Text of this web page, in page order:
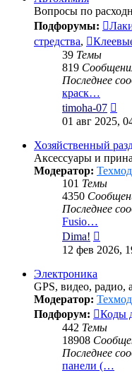
Вопросы по
Подфорумы:
стредства,
39 Темы
819
Последнее
краск…
timoha-07
01 авг 2025,
Хозяйственный
Аксессуары и
Модератор:
101 Темы
4350
Последнее
Fusio…
Dima!
к
12 фев 2026,
Электроника
GPS, видео, радио,
Модератор:
Подфорум:
Коды
442 Темы
18908
Последнее
панели (…